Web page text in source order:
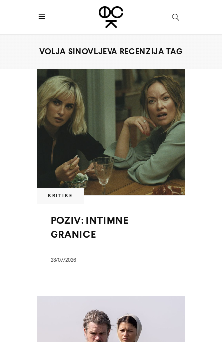
VOLJA SINOVLJEVA RECENZIJA TAG
KRITIKE
POZIV: INTIMNE
GRANICE
23/07/2026